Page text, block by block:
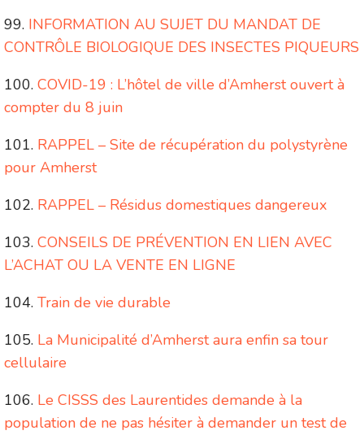
INFORMATION AU SUJET DU MANDAT DE
CONTRÔLE BIOLOGIQUE DES INSECTES PIQUEURS
COVID-19 : L’hôtel de ville d’Amherst ouvert à
compter du 8 juin
RAPPEL – Site de récupération du polystyrène
pour Amherst
RAPPEL – Résidus domestiques dangereux
CONSEILS DE PRÉVENTION EN LIEN AVEC
L’ACHAT OU LA VENTE EN LIGNE
Train de vie durable
La Municipalité d’Amherst aura enfin sa tour
cellulaire
Le CISSS des Laurentides demande à la
population de ne pas hésiter à demander un test de